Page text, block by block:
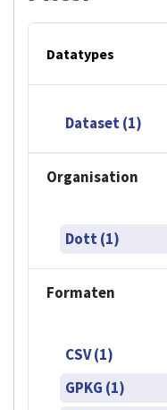
Datatypes
Dataset (1)
Organisation
Dott (1)
Formaten
CSV (1)
GPKG (1)